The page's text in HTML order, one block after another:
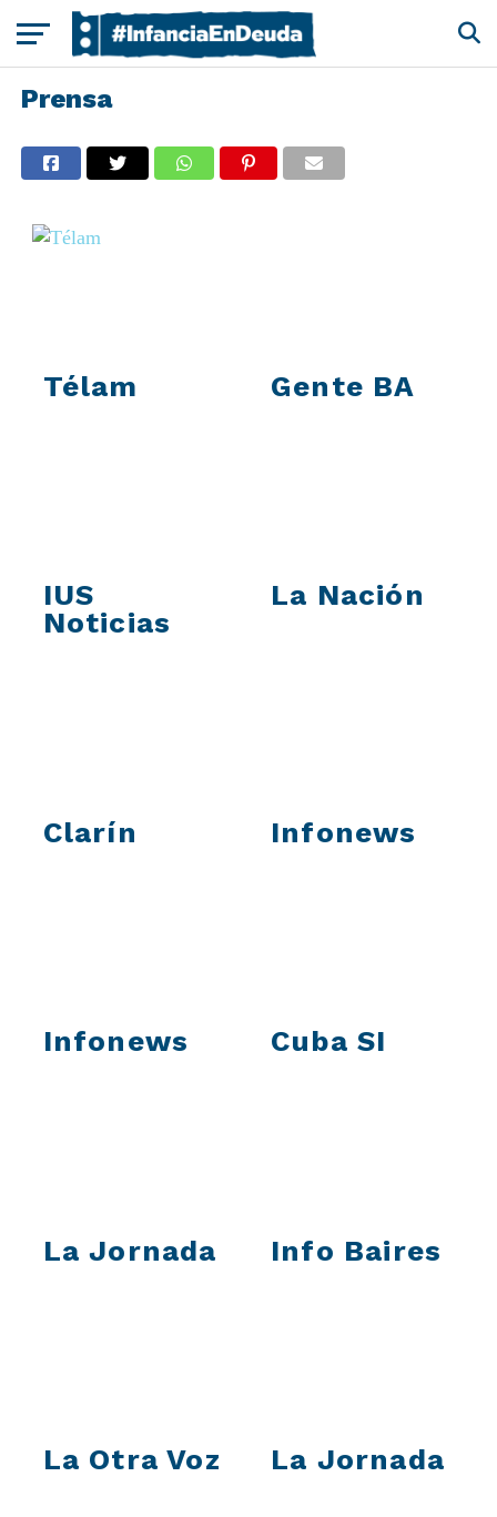
Prensa
Télam Gente BA
IUS
Noticias
La Nación
Clarín Infonews
Infonews Cuba SI
La Jornada Info Baires
La Otra Voz La Jornada